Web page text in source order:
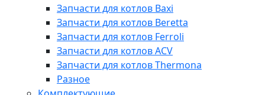
Запчасти для котлов Baxi
Запчасти для котлов Beretta
Запчасти для котлов Ferroli
Запчасти для котлов ACV
Запчасти для котлов Thermona
Разное